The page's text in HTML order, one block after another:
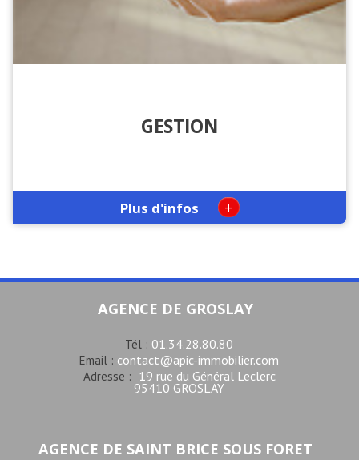
GESTION
Plus d'infos +
AGENCE DE GROSLAY
Tél : 01.34.28.80.80
Email : contact@apic-immobilier.com
Adresse : 19 rue du Général Leclerc
95410 GROSLAY
AGENCE DE SAINT BRICE SOUS FORET